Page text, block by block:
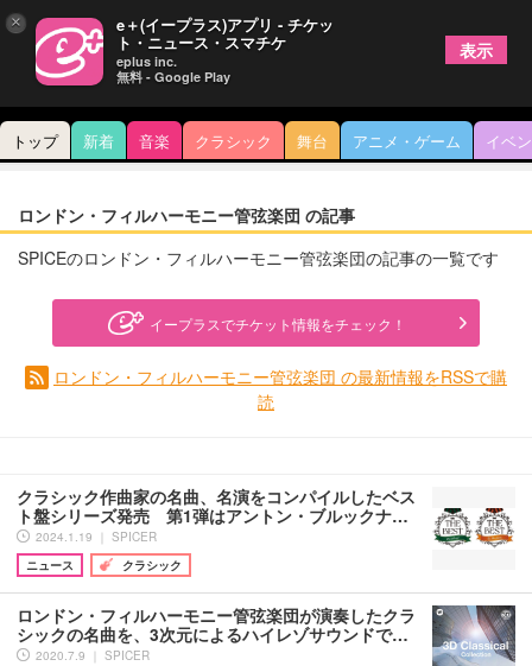
トップ 新着 音楽 クラシック 舞台 アニメ・ゲーム イベ
ロンドン・フィルハーモニー管弦楽団 の記事
SPICEのロンドン・フィルハーモニー管弦楽団の記事の一覧です
イープラスでチケット情報をチェック！
ロンドン・フィルハーモニー管弦楽団 の最新情報をRSSで購
読
クラシック作曲家の名曲、名演をコンパイルしたベス
ト盤シリーズ発売 第1弾はアントン・ブルックナ…
2024.1.19 ｜ SPICER
ニュース
クラシック
ロンドン・フィルハーモニー管弦楽団が演奏したクラ
シックの名曲を、3次元によるハイレゾサウンドで…
2020.7.9 ｜ SPICER
× e＋(イープラス)アプリ - チケッ
ト・ニュース・スマチケ
eplus inc.
無料 - Google Play
表示